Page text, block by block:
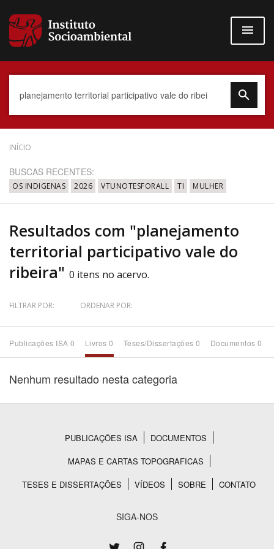
para
conteúdo
Data do Documento
Até
Povo Indígena
Bioma / Bacia
BUSCAR
INÍCIO
BUSCAS RECENTES:
OS INDIGENAS 2026 VTUNOTESFORALL TI MULHER
Resultados com "planejamento
territorial participativo vale do
ribeira" 0 itens no acervo.
FILTRAR POR: ORDENAR POR:
Publicações ISA 0 Livros 0 Teses/Dissertações 0 Documentos 0
Nenhum resultado nesta categoria
Rodapé
PUBLICAÇÕES ISA
DOCUMENTOS
MAPAS E CARTAS TOPOGRAFICAS
TESES E DISSERTAÇÕES
VÍDEOS SOBRE CONTATO
SIGA-NOS